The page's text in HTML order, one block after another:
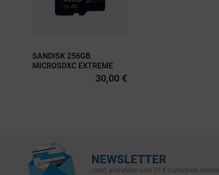
SANDISK 256GB
MICROSDXC EXTREME
PRO UHS-I U3, CLASS 10
30,00 €
NEWSLETTER
Jetzt anmelden und 10 € Gutschein